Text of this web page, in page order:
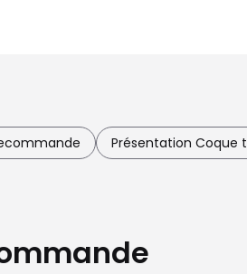
Présentation Coque